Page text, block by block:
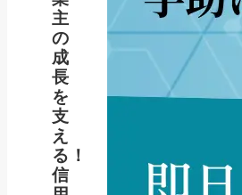
主
の
成
長
を
支
え
る！
信